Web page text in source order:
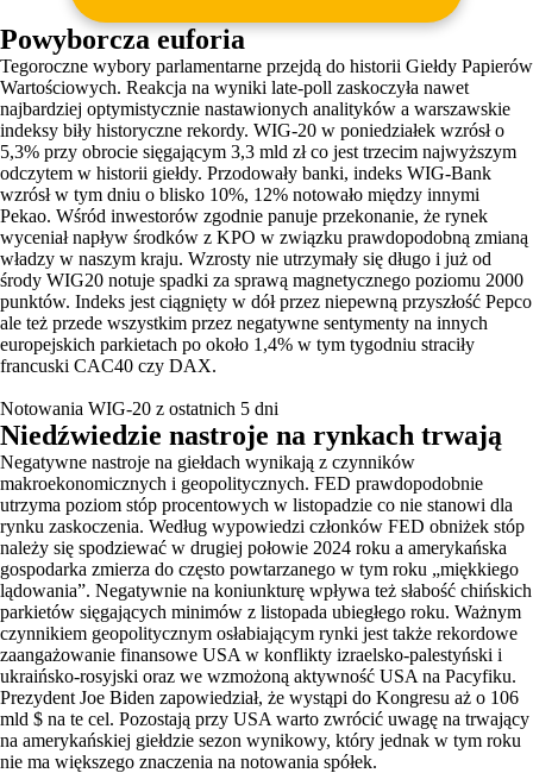
Powyborcza euforia
Tegoroczne wybory parlamentarne przejdą do historii Giełdy Papierów
Wartościowych. Reakcja na wyniki late-poll zaskoczyła nawet
najbardziej optymistycznie nastawionych analityków a warszawskie
indeksy biły historyczne rekordy. WIG-20 w poniedziałek wzrósł o
5,3% przy obrocie sięgającym 3,3 mld zł co jest trzecim najwyższym
odczytem w historii giełdy. Przodowały banki, indeks WIG-Bank
wzrósł w tym dniu o blisko 10%, 12% notowało między innymi
Pekao. Wśród inwestorów zgodnie panuje przekonanie, że rynek
wyceniał napływ środków z KPO w związku prawdopodobną zmianą
władzy w naszym kraju. Wzrosty nie utrzymały się długo i już od
środy WIG20 notuje spadki za sprawą magnetycznego poziomu 2000
punktów. Indeks jest ciągnięty w dół przez niepewną przyszłość Pepco
ale też przede wszystkim przez negatywne sentymenty na innych
europejskich parkietach po około 1,4% w tym tygodniu straciły
francuski CAC40 czy DAX.
Notowania WIG-20 z ostatnich 5 dni
Niedźwiedzie nastroje na rynkach trwają
Negatywne nastroje na giełdach wynikają z czynników
makroekonomicznych i geopolitycznych. FED prawdopodobnie
utrzyma poziom stóp procentowych w listopadzie co nie stanowi dla
rynku zaskoczenia. Według wypowiedzi członków FED obniżek stóp
należy się spodziewać w drugiej połowie 2024 roku a amerykańska
gospodarka zmierza do często powtarzanego w tym roku „miękkiego
lądowania”. Negatywnie na koniunkturę wpływa też słabość chińskich
parkietów sięgających minimów z listopada ubiegłego roku. Ważnym
czynnikiem geopolitycznym osłabiającym rynki jest także rekordowe
zaangażowanie finansowe USA w konflikty izraelsko-palestyński i
ukraińsko-rosyjski oraz we wzmożoną aktywność USA na Pacyfiku.
Prezydent Joe Biden zapowiedział, że wystąpi do Kongresu aż o 106
mld $ na te cel. Pozostają przy USA warto zwrócić uwagę na trwający
na amerykańskiej giełdzie sezon wynikowy, który jednak w tym roku
nie ma większego znaczenia na notowania spółek.